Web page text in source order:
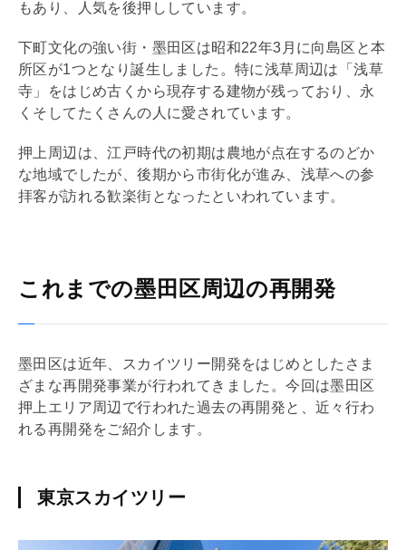
もあり、人気を後押ししています。
下町文化の強い街・墨田区は昭和22年3月に向島区と本
所区が1つとなり誕生しました。特に浅草周辺は「浅草
寺」をはじめ古くから現存する建物が残っており、永
くそしてたくさんの人に愛されています。
押上周辺は、江戸時代の初期は農地が点在するのどか
な地域でしたが、後期から市街化が進み、浅草への参
拝客が訪れる歓楽街となったといわれています。
これまでの墨田区周辺の再開発
墨田区は近年、スカイツリー開発をはじめとしたさま
ざまな再開発事業が行われてきました。今回は墨田区
押上エリア周辺で行われた過去の再開発と、近々行わ
れる再開発をご紹介します。
東京スカイツリー